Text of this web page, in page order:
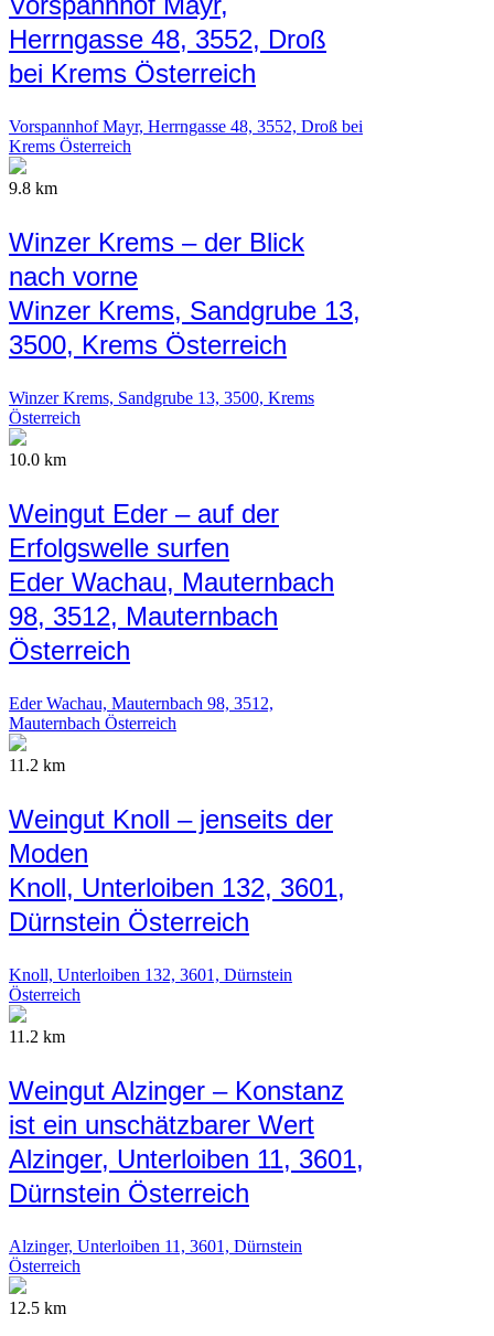
Herrngasse 48, 3552, Droß
bei Krems Österreich
Vorspannhof Mayr, Herrngasse 48, 3552, Droß bei
Krems Österreich
9.8 km
Winzer Krems – der Blick
nach vorne
Winzer Krems, Sandgrube 13,
3500, Krems Österreich
Winzer Krems, Sandgrube 13, 3500, Krems
Österreich
10.0 km
Weingut Eder – auf der
Erfolgswelle surfen
Eder Wachau, Mauternbach
98, 3512, Mauternbach
Österreich
Eder Wachau, Mauternbach 98, 3512,
Mauternbach Österreich
11.2 km
Weingut Knoll – jenseits der
Moden
Knoll, Unterloiben 132, 3601,
Dürnstein Österreich
Knoll, Unterloiben 132, 3601, Dürnstein
Österreich
11.2 km
Weingut Alzinger – Konstanz
ist ein unschätzbarer Wert
Alzinger, Unterloiben 11, 3601,
Dürnstein Österreich
Alzinger, Unterloiben 11, 3601, Dürnstein
Österreich
12.5 km